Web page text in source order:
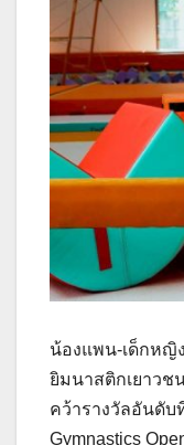
น้องแพน-เด็กหญิ
ยิมนาสติกเยาวช
คว้ารางวัลอันดับ
Gymnastics